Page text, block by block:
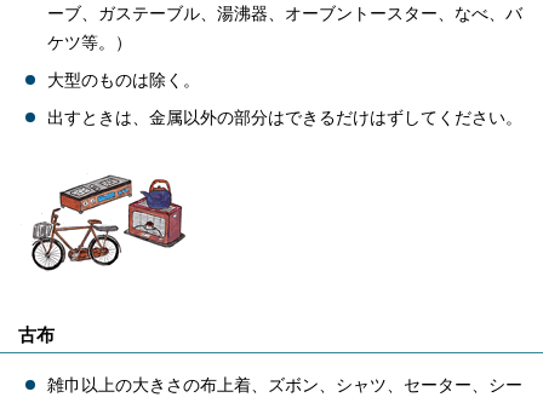
ーブ、ガステーブル、湯沸器、オーブントースター、なべ、バ
ケツ等。）
大型のものは除く。
出すときは、金属以外の部分はできるだけはずしてください。
古布
雑巾以上の大きさの布上着、ズボン、シャツ、セーター、シー